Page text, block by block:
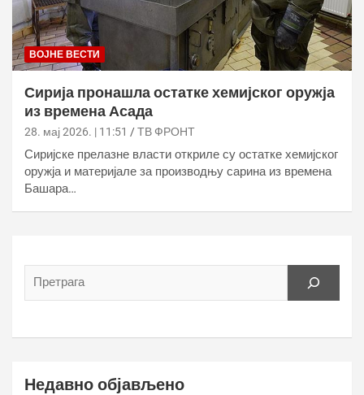
ВОЈНЕ ВЕСТИ
Сирија пронашла остатке хемијског оружја
из времена Асада
28. мај 2026. | 11:51 ТВ ФРОНТ
Сиријске прелазне власти откриле су остатке хемијског
оружја и материјале за производњу сарина из времена
Башара…
Недавно објављено